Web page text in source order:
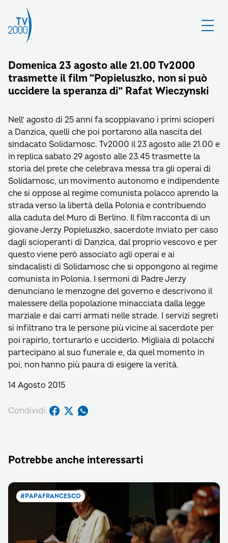
Domenica 23 agosto alle 21.00 Tv2000
trasmette il film “Popieluszko, non si può
uccidere la speranza di” Rafat Wieczynski
Nell’ agosto di 25 anni fa scoppiavano i primi scioperi
a Danzica, quelli che poi portarono alla nascita del
sindacato Solidarnosc. Tv2000 il 23 agosto alle 21.00 e
in replica sabato 29 agosto alle 23.45 trasmette la
storia del prete che celebrava messa tra gli operai di
Solidarnosc, un movimento autonomo e indipendente
che si oppose al regime comunista polacco aprendo la
strada verso la libertà della Polonia e contribuendo
alla caduta del Muro di Berlino. Il film racconta di un
giovane Jerzy Popieluszko, sacerdote inviato per caso
dagli scioperanti di Danzica, dal proprio vescovo e per
questo viene però associato agli operai e ai
sindacalisti di Solidarnosc che si oppongono al regime
comunista in Polonia. I sermoni di Padre Jerzy
denunciano le menzogne del governo e descrivono il
malessere della popolazione minacciata dalla legge
marziale e dai carri armati nelle strade. I servizi segreti
si infiltrano tra le persone più vicine al sacerdote per
poi rapirlo, torturarlo e ucciderlo. Migliaia di polacchi
partecipano al suo funerale e, da quel momento in
poi, non hanno più paura di esigere la verità.
14 Agosto 2015
Condividi:
Potrebbe anche interessarti
#PAPAFRANCESCO